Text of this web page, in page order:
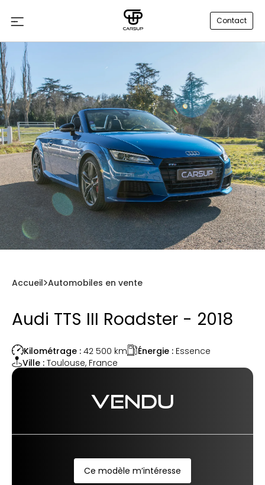
Contact
Accueil Automobiles en vente
Audi TTS III Roadster - 2018
Kilométrage : 42 500 km Énergie : Essence
Ville : Toulouse, France
VENDU
Ce modèle m’intéresse